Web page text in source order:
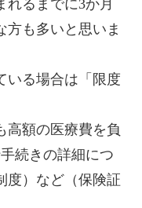
るまでに3か月
方も多いと思いま
いる場合は「限度
高額の医療費を負
続きの詳細につ
度）など（保険証